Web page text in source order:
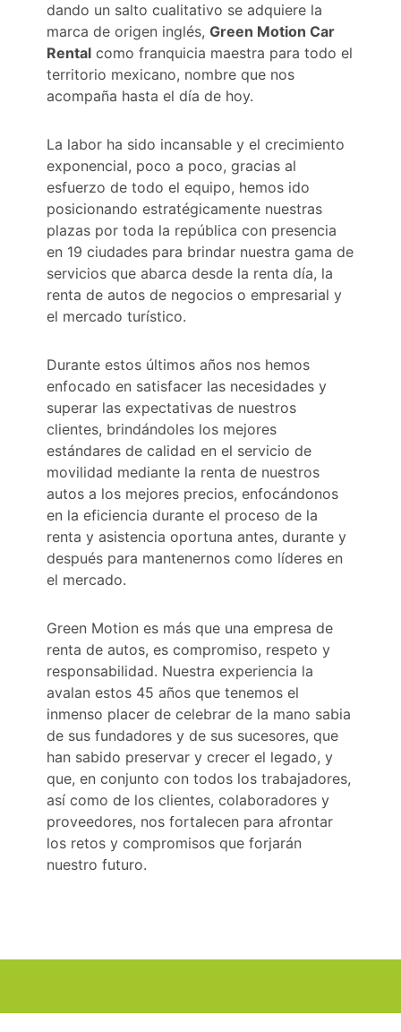
dando un salto cualitativo se adquiere la
marca de origen inglés,Green Motion Car
Rental como franquicia maestra para todo el
territorio mexicano, nombre que nos
acompaña hasta el día de hoy.
La labor ha sido incansable y el crecimiento
exponencial, poco a poco, gracias al
esfuerzo de todo el equipo, hemos ido
posicionando estratégicamente nuestras
plazas por toda la república con presencia
en 19 ciudades para brindar nuestra gama de
servicios que abarca desde la renta día, la
renta de autos de negocios o empresarial y
el mercado turístico.
Durante estos últimos años nos hemos
enfocado en satisfacer las necesidades y
superar las expectativas de nuestros
clientes, brindándoles los mejores
estándares de calidad en el servicio de
movilidad mediante la renta de nuestros
autos a los mejores precios, enfocándonos
en la eficiencia durante el proceso de la
renta y asistencia oportuna antes, durante y
después para mantenernos como líderes en
el mercado.
Green Motion es más que una empresa de
renta de autos, es compromiso, respeto y
responsabilidad. Nuestra experiencia la
avalan estos 45 años que tenemos el
inmenso placer de celebrar de la mano sabia
de sus fundadores y de sus sucesores, que
han sabido preservar y crecer el legado, y
que, en conjunto con todos los trabajadores,
así como de los clientes, colaboradores y
proveedores, nos fortalecen para afrontar
los retos y compromisos que forjarán
nuestro futuro.